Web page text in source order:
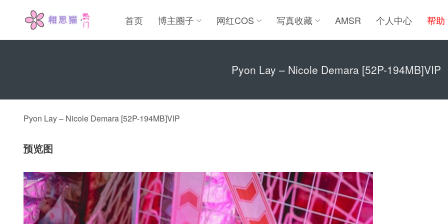
首页 博主圈子 网红COS 写真收藏 AMSR 个人中心 帮助
Pyon Lay – Nicole Demara [52P-194MB]VIP
Pyon Lay – Nicole Demara [52P-194MB]VIP
预览图